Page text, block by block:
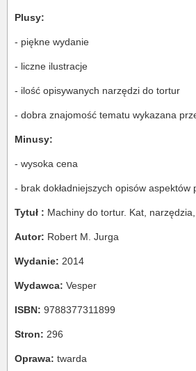
Plusy:
- piękne wydanie
- liczne ilustracje
- ilość opisywanych narzędzi do tortur
- dobra znajomość tematu wykazana
Minusy:
- wysoka cena
- brak dokładniejszych opisów aspektów
Tytuł : Machiny do tortur. Kat,
Autor: Robert M. Jurga
Wydanie: 2014
Wydawca: Vesper
ISBN: 9788377311899
Stron: 296
Oprawa: twarda